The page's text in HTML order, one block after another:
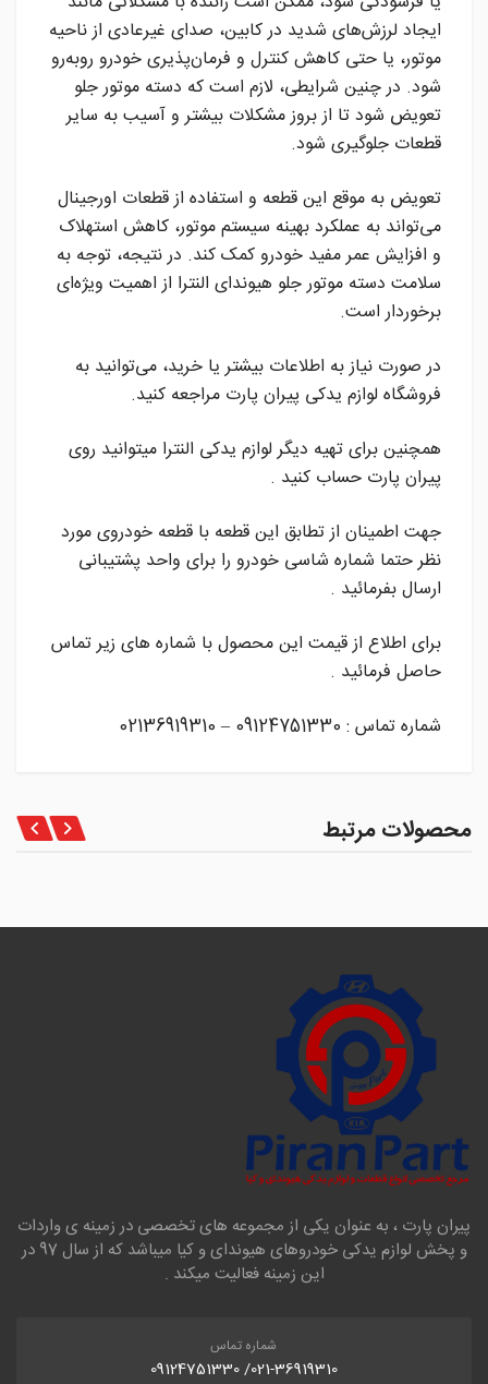
ایجاد لرزش‌های شدید در کابین، صدای غیرعادی از ناحیه
موتور، یا حتی کاهش کنترل و فرمان‌پذیری خودرو روبه‌رو
شود. در چنین شرایطی، لازم است که دسته موتور جلو
تعویض شود تا از بروز مشکلات بیشتر و آسیب به سایر
قطعات جلوگیری شود.
تعویض به موقع این قطعه و استفاده از قطعات اورجینال
می‌تواند به عملکرد بهینه سیستم موتور، کاهش استهلاک
و افزایش عمر مفید خودرو کمک کند. در نتیجه، توجه به
سلامت دسته موتور جلو هیوندای النترا از اهمیت ویژه‌ای
برخوردار است.
در صورت نیاز به اطلاعات بیشتر یا خرید، می‌توانید به
فروشگاه لوازم یدکی پیران پارت مراجعه کنید.
همچنین برای تهیه دیگر لوازم یدکی النترا میتوانید روی
پیران پارت حساب کنید .
جهت اطمینان از تطابق این قطعه با قطعه خودروی مورد
نظر حتما شماره شاسی خودرو را برای واحد پشتیبانی
ارسال بفرمائید .
برای اطلاع از قیمت این محصول با شماره های زیر تماس
حاصل فرمائید .
شماره تماس : 09124751330 – 02136919310
محصولات مرتبط
پیران پارت ، به عنوان یکی از مجموعه های تخصصی در زمینه ی واردات
و پخش لوازم یدکی خودروهای هیوندای و کیا میباشد که از سال 97 در
این زمینه فعالیت میکند .
شماره تماس
021-36919310/ 09124751330